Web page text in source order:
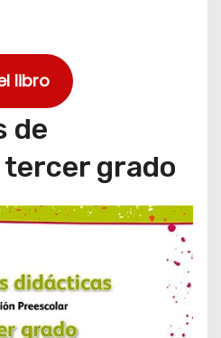
libro
de
grado